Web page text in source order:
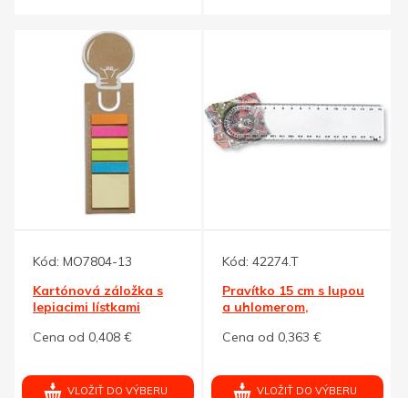
Kód: MO7804-13
Kartónová záložka s
lepiacimi lístkami
Cena od 0,408 €
VLOŽIŤ DO VÝBERU
Kód: 42274.T
Pravítko 15 cm s lupou
a uhlomerom,
Cena od 0,363 €
VLOŽIŤ DO VÝBERU